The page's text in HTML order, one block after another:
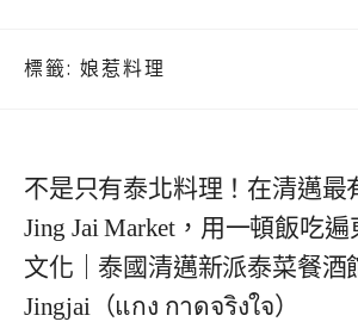
標籤: 娘惹料理
不是只有泰北料理！在清邁最
Jing Jai Market，用一頓飯吃
文化｜泰國清邁新派泰菜餐酒
Jingjai（แกง กาดจริงใจ）